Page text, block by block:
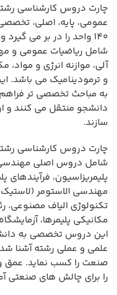
چارت دروس کارشناسی
عمومی، پایه، اصلی،
۱۴۰ واحد را در بر می
شامل ریاضیات عمومی و
آلی، موازنه انرژی و مواد،
و ترمودینامیک می باشد.
به مباحث تخصصی تر فراهم
دانشجو منتقل می کنند و
سازند.
چارت دروس کارشناسی
شامل دروس اصلی مهندسی
پلیمریزاسیون، فرآیندهای
مهندسی الاستومر
تکنولوژی الیاف مصنوعی،
مکانیکی پلیمرها،
این دروس تخصصی به
علمی و عملی رشته آشنا
صنعت را کسب نماید.
را برای چالش های صنعتی